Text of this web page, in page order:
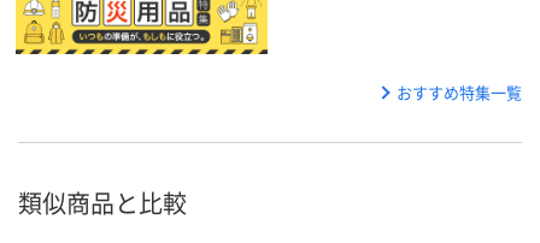
おすすめ特集一覧
類似商品と比較